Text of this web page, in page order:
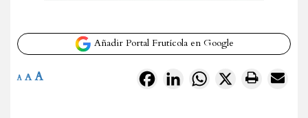
Añadir Portal Frutícola en Google
FacebookLinkedInWhatsApp
X
A A A